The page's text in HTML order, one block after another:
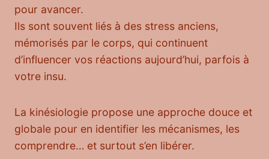
pour avancer.
Ils sont souvent liés à des stress anciens,
mémorisés par le corps, qui continuent
d’influencer vos réactions aujourd’hui, parfois à
votre insu.
La kinésiologie propose une approche douce et
globale pour en identifier les mécanismes, les
comprendre… et surtout s’en libérer.